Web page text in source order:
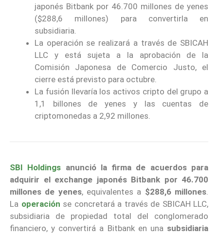
japonés Bitbank por 46.700 millones de yenes
($288,6 millones) para convertirla en
subsidiaria.
La operación se realizará a través de SBICAH
LLC y está sujeta a la aprobación de la
Comisión Japonesa de Comercio Justo, el
cierre está previsto para octubre.
La fusión llevaría los activos cripto del grupo a
1,1 billones de yenes y las cuentas de
criptomonedas a 2,92 millones.
SBI Holdings anunció la firma de acuerdos para
adquirir el exchange japonés Bitbank por 46.700
millones de yenes, equivalentes a $288,6 millones.
La operación se concretará a través de SBICAH LLC,
subsidiaria de propiedad total del conglomerado
financiero, y convertirá a Bitbank en una subsidiaria